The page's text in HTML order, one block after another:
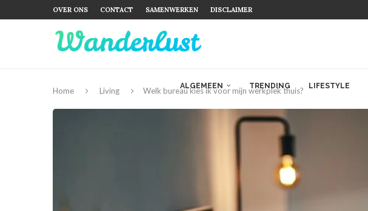
OVER ONS CONTACT SAMENWERKEN DISCLAIMER
ALGEMEEN TRENDING LIFESTYLE
Home Living Welk bureau kies ik voor mijn werkplek thuis?